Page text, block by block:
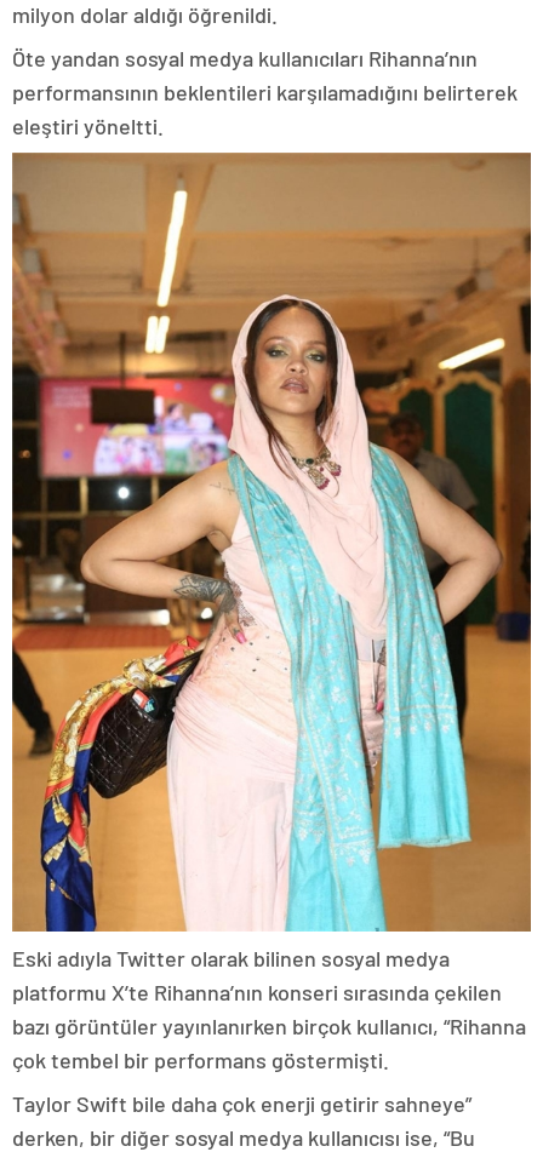
milyon dolar aldığı öğrenildi.
Öte yandan sosyal medya kullanıcıları Rihanna’nın
performansının beklentileri karşılamadığını belirterek
eleştiri yöneltti.
Eski adıyla Twitter olarak bilinen sosyal medya
platformu X’te Rihanna’nın konseri sırasında çekilen
bazı görüntüler yayınlanırken birçok kullanıcı, “Rihanna
çok tembel bir performans göstermişti.
Taylor Swift bile daha çok enerji getirir sahneye”
derken, bir diğer sosyal medya kullanıcısı ise, “Bu